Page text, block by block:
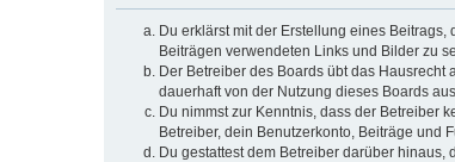
Du erklärst mit der Erstellung eines
Beiträgen verwendeten Links und Bilder zu
Der Betreiber des Boards übt das
dauerhaft von der Nutzung dieses Boards
Du nimmst zur Kenntnis, dass der Betreiber
Betreiber, dein Benutzerkonto, Beiträge und
Du gestattest dem Betreiber darüber